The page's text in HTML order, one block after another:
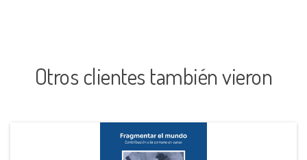
Otros clientes también vieron